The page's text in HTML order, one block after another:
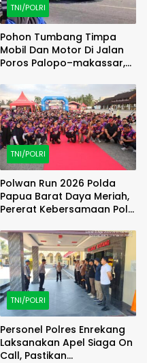
TNI/POLRI
Pohon Tumbang Timpa
Mobil Dan Motor Di Jalan
Poros Palopo–makassar,
TNI/POLRI
Polwan Run 2026 Polda
Papua Barat Daya Meriah,
Pererat Kebersamaan Polri
TNI/POLRI
Personel Polres Enrekang
Laksanakan Apel Siaga On
Call, Pastikan